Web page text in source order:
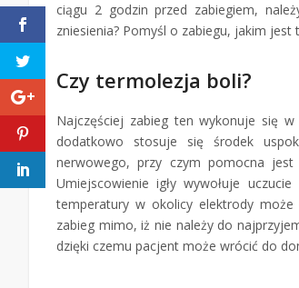
ciągu 2 godzin przed zabiegiem,
zniesienia? Pomyśl o zabiegu, jakim
Czy termolezja boli?
Najczęściej zabieg ten wykonuje się
dodatkowo stosuje się środek
nerwowego, przy czym pomocna jest
Umiejscowienie igły wywołuje
temperatury w okolicy elektrody może
zabieg mimo, iż nie należy do
dzięki czemu pacjent może wrócić do